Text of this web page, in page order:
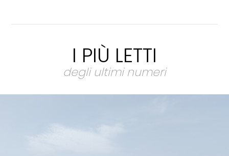
I PIÙ LETTI
degli ultimi numeri